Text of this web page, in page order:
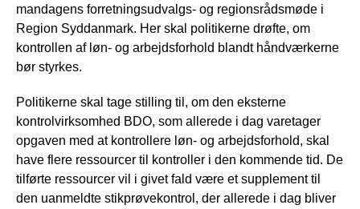
mandagens forretningsudvalgs- og regionsrådsmøde i
Region Syddanmark. Her skal politikerne drøfte, om
kontrollen af løn- og arbejdsforhold blandt håndværkerne
bør styrkes.
Politikerne skal tage stilling til, om den eksterne
kontrolvirksomhed BDO, som allerede i dag varetager
opgaven med at kontrollere løn- og arbejdsforhold, skal
have flere ressourcer til kontroller i den kommende tid. De
tilførte ressourcer vil i givet fald være et supplement til
den uanmeldte stikprøvekontrol, der allerede i dag bliver